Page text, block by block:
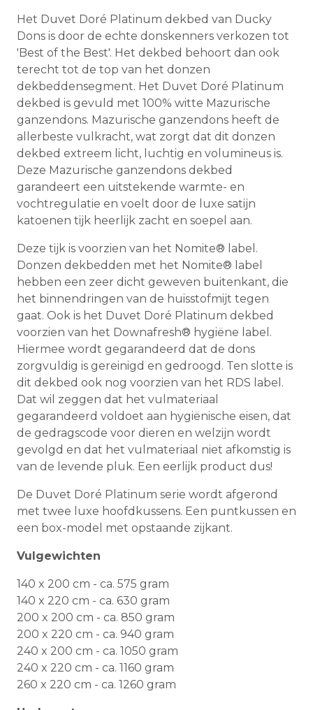
Het Duvet Doré Platinum dekbed van Ducky
Dons is door de echte donskenners verkozen tot
'Best of the Best'. Het dekbed behoort dan ook
terecht tot de top van het donzen
dekbeddensegment. Het Duvet Doré Platinum
dekbed is gevuld met 100% witte Mazurische
ganzendons. Mazurische ganzendons heeft de
allerbeste vulkracht, wat zorgt dat dit donzen
dekbed extreem licht, luchtig en volumineus is.
Deze Mazurische ganzendons dekbed
garandeert een uitstekende warmte- en
vochtregulatie en voelt door de luxe satijn
katoenen tijk heerlijk zacht en soepel aan.
Deze tijk is voorzien van het Nomite® label.
Donzen dekbedden met het Nomite® label
hebben een zeer dicht geweven buitenkant, die
het binnendringen van de huisstofmijt tegen
gaat. Ook is het Duvet Doré Platinum dekbed
voorzien van het Downafresh® hygiëne label.
Hiermee wordt gegarandeerd dat de dons
zorgvuldig is gereinigd en gedroogd. Ten slotte is
dit dekbed ook nog voorzien van het RDS label.
Dat wil zeggen dat het vulmateriaal
gegarandeerd voldoet aan hygiënische eisen, dat
de gedragscode voor dieren en welzijn wordt
gevolgd en dat het vulmateriaal niet afkomstig is
van de levende pluk. Een eerlijk product dus!
De Duvet Doré Platinum serie wordt afgerond
met twee luxe hoofdkussens. Een puntkussen en
een box-model met opstaande zijkant.
Vulgewichten
140 x 200 cm - ca. 575 gram
140 x 220 cm - ca. 630 gram
200 x 200 cm - ca. 850 gram
200 x 220 cm - ca. 940 gram
240 x 200 cm - ca. 1050 gram
240 x 220 cm - ca. 1160 gram
260 x 220 cm - ca. 1260 gram